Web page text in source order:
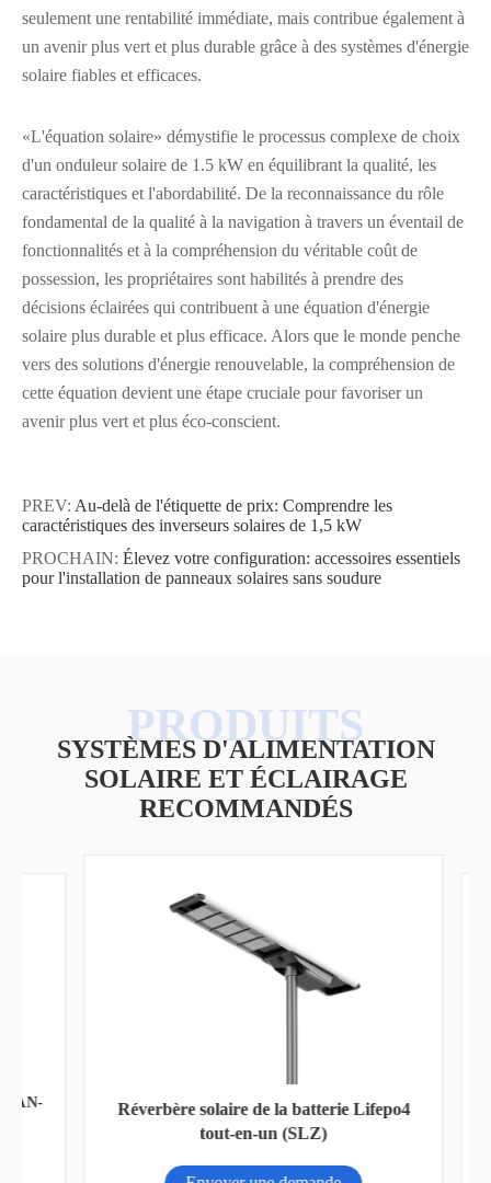
seulement une rentabilité immédiate, mais contribue également à
un avenir plus vert et plus durable grâce à des systèmes d'énergie
solaire fiables et efficaces.
«L'équation solaire» démystifie le processus complexe de choix
d'un onduleur solaire de 1.5 kW en équilibrant la qualité, les
caractéristiques et l'abordabilité. De la reconnaissance du rôle
fondamental de la qualité à la navigation à travers un éventail de
fonctionnalités et à la compréhension du véritable coût de
possession, les propriétaires sont habilités à prendre des
décisions éclairées qui contribuent à une équation d'énergie
solaire plus durable et plus efficace. Alors que le monde penche
vers des solutions d'énergie renouvelable, la compréhension de
cette équation devient une étape cruciale pour favoriser un
avenir plus vert et plus éco-conscient.
PREV: Au-delà de l'étiquette de prix: Comprendre les
caractéristiques des inverseurs solaires de 1,5 kW
PROCHAIN: Élevez votre configuration: accessoires essentiels
pour l'installation de panneaux solaires sans soudure
SYSTÈMES D'ALIMENTATION
SOLAIRE ET ÉCLAIRAGE
RECOMMANDÉS
Réverbère solaire de la batterie Lifepo4
tout-en-un (SLZ)